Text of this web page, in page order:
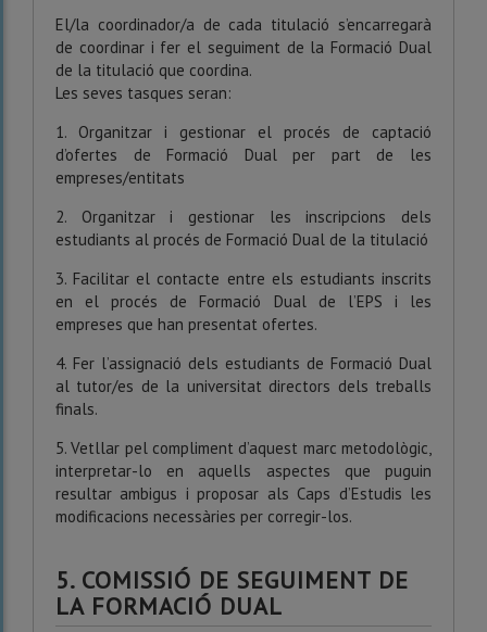
El/la coordinador/a de cada titulació s’encarregarà
de coordinar i fer el seguiment de la Formació Dual
de la titulació que coordina.
Les seves tasques seran:
1. Organitzar i gestionar el procés de captació
d’ofertes de Formació Dual per part de les
empreses/entitats
2. Organitzar i gestionar les inscripcions dels
estudiants al procés de Formació Dual de la titulació
3. Facilitar el contacte entre els estudiants inscrits
en el procés de Formació Dual de l’EPS i les
empreses que han presentat ofertes.
4. Fer l’assignació dels estudiants de Formació Dual
al tutor/es de la universitat directors dels treballs
finals.
5. Vetllar pel compliment d’aquest marc metodològic,
interpretar-lo en aquells aspectes que puguin
resultar ambigus i proposar als Caps d’Estudis les
modificacions necessàries per corregir-los.
5. COMISSIÓ DE SEGUIMENT DE
LA FORMACIÓ DUAL